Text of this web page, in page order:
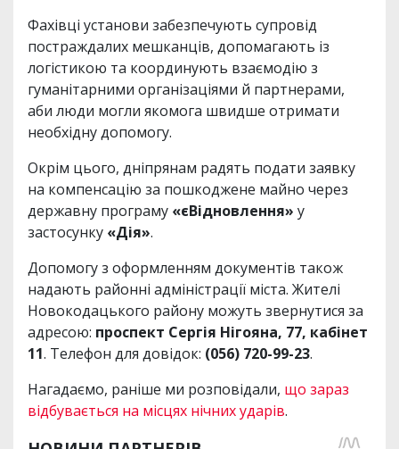
Фахівці установи забезпечують супровід
постраждалих мешканців, допомагають із
логістикою та координують взаємодію з
гуманітарними організаціями й партнерами,
аби люди могли якомога швидше отримати
необхідну допомогу.
Окрім цього, дніпрянам радять подати заявку
на компенсацію за пошкоджене майно через
державну програму «єВідновлення» у
застосунку «Дія».
Допомогу з оформленням документів також
надають районні адміністрації міста. Жителі
Новокодацького району можуть звернутися за
адресою: проспект Сергія Нігояна, 77, кабінет
11. Телефон для довідок: (056) 720-99-23.
Нагадаємо, раніше ми розповідали, що зараз
відбувається на місцях нічних ударів.